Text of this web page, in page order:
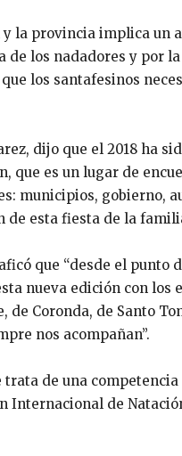
y la provincia implica un
de los nadadores y por
los santafesinos
dijo que el 2018 ha
que es un lugar de
municipios, gobierno,
esta fiesta de la
que “desde el punto
nueva edición con los
Coronda, de Santo
nos acompañan”.
de una competencia
Internacional de